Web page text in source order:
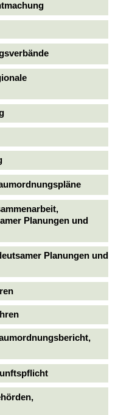
Planungen und
Planungen und